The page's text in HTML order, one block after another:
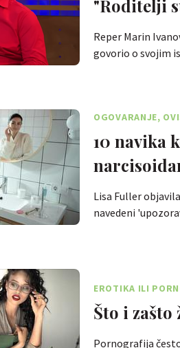
"Roditelji
Reper Marin
govorio o svojim
OGOVARANJE,
10 navika
Lisa Fuller
navedeni
EROTIKA ILI
Što i zašto
Pornografija